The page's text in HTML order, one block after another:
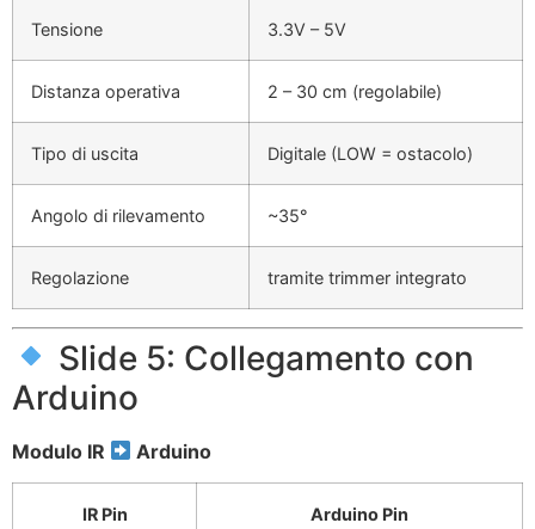
Tensione 3.3V – 5V
Distanza operativa 2 – 30 cm (regolabile)
Tipo di uscita Digitale (LOW = ostacolo)
Angolo di rilevamento ~35°
Regolazione tramite trimmer integrato
Slide 5: Collegamento con
Arduino
Modulo IR Arduino
IR Pin Arduino Pin